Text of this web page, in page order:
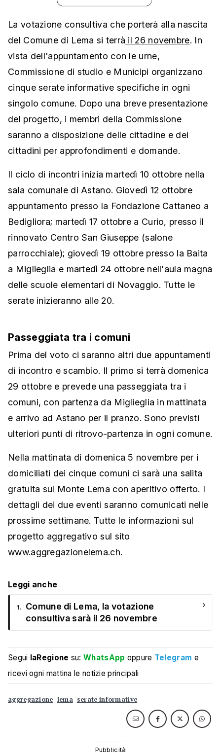
La votazione consultiva che porterà alla nascita
del Comune di Lema si terrà il 26 novembre. In
vista dell'appuntamento con le urne,
Commissione di studio e Municipi organizzano
cinque serate informative specifiche in ogni
singolo comune. Dopo una breve presentazione
del progetto, i membri della Commissione
saranno a disposizione delle cittadine e dei
cittadini per approfondimenti e domande.
Il ciclo di incontri inizia martedì 10 ottobre nella
sala comunale di Astano. Giovedì 12 ottobre
appuntamento presso la Fondazione Cattaneo a
Bedigliora; martedì 17 ottobre a Curio, presso il
rinnovato Centro San Giuseppe (salone
parrocchiale); giovedì 19 ottobre presso la Baita
a Miglieglia e martedì 24 ottobre nell'aula magna
delle scuole elementari di Novaggio. Tutte le
serate inizieranno alle 20.
Passeggiata tra i comuni
Prima del voto ci saranno altri due appuntamenti
di incontro e scambio. Il primo si terrà domenica
29 ottobre e prevede una passeggiata tra i
comuni, con partenza da Miglieglia in mattinata
e arrivo ad Astano per il pranzo. Sono previsti
ulteriori punti di ritrovo-partenza in ogni comune.
Nella mattinata di domenica 5 novembre per i
domiciliati dei cinque comuni ci sarà una salita
gratuita sul Monte Lema con aperitivo offerto. I
dettagli dei due eventi saranno comunicati nelle
prossime settimane. Tutte le informazioni sul
progetto aggregativo sul sito
www.aggregazionelema.ch.
Leggi anche
1.
Comune di Lema, la votazione
consultiva sarà il 26 novembre
›
Segui laRegione su:WhatsApp oppure Telegram e
ricevi ogni mattina le notizie principali
aggregazione lema serate informative